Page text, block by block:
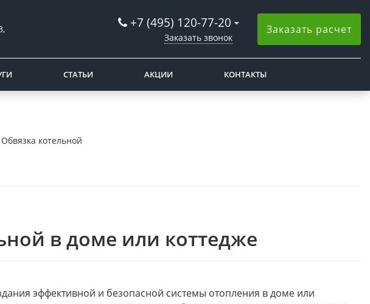
+7 (495) 120-77-20
Заказать звонок
Заказать расчет
СТАТЬИ АКЦИИ КОНТАКТЫ
Обвязка котельной
в доме или коттедже
эффективной и безопасной системы отопления в доме или